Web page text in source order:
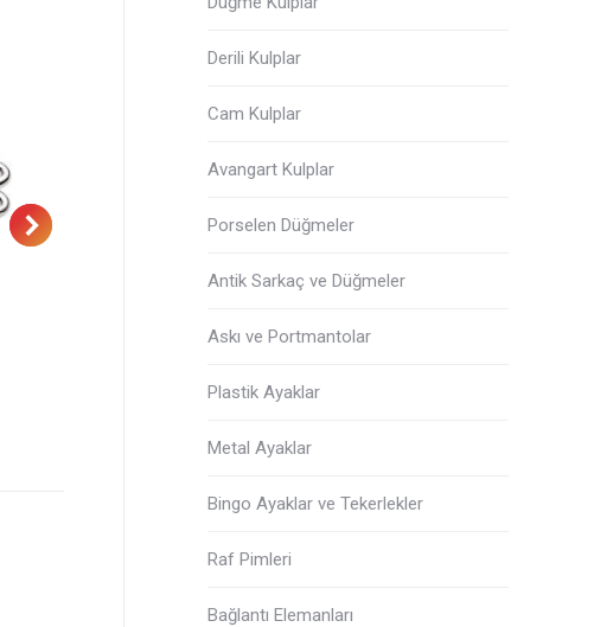
OKYANUS DÜĞME
Derili Kulplar
Cam Kulplar
Avangart Kulplar
Porselen Düğmeler
Antik Sarkaç ve Düğmeler
Askı ve Portmantolar
Plastik Ayaklar
Metal Ayaklar
Bingo Ayaklar ve Tekerlekler
Raf Pimleri
Bağlantı Elemanları